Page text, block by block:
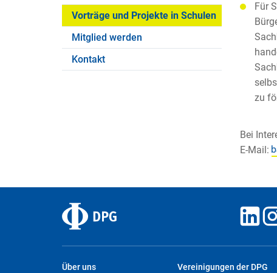
Vorträge und Projekte in Schulen
Mitglied werden
Kontakt
Für
zu
Bei
E-Mail:
Über uns Vereinigungen der DPG